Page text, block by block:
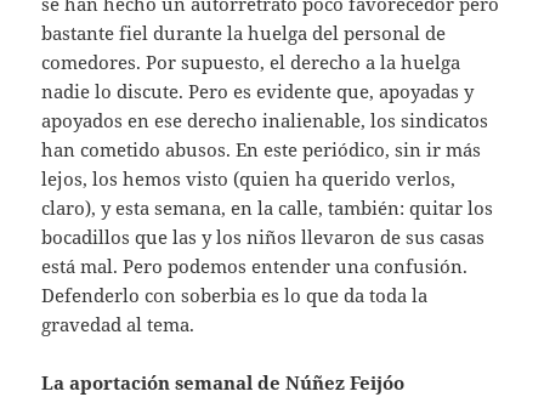
bastante fiel durante la huelga del personal de
comedores. Por supuesto, el derecho a la huelga
nadie lo discute. Pero es evidente que, apoyadas y
apoyados en ese derecho inalienable, los sindicatos
han cometido abusos. En este periódico, sin ir más
lejos, los hemos visto (quien ha querido verlos,
claro), y esta semana, en la calle, también: quitar los
bocadillos que las y los niños llevaron de sus casas
está mal. Pero podemos entender una confusión.
Defenderlo con soberbia es lo que da toda la
gravedad al tema.
La aportación semanal de Núñez Feijóo